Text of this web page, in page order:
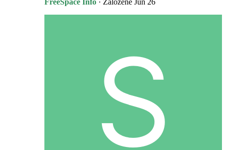
FreeSpace Info · Založené Jún 26